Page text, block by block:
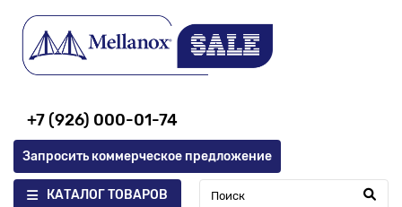
+7 (926) 000-01-74
Запросить коммерческое предложение
КАТАЛОГ ТОВАРОВ